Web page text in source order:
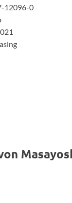
12096-0